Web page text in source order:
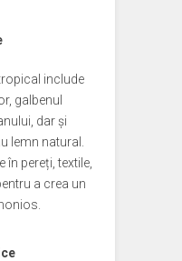
include
galbenul
dar și
lemn natural.
pereți, textile,
a crea un